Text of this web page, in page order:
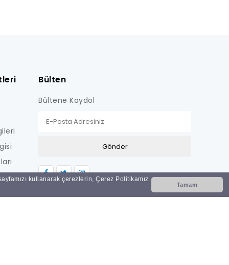
kullanarak çerezlerin, Çerez Politikamız
Tamam
Bülten
Bültene Kaydol